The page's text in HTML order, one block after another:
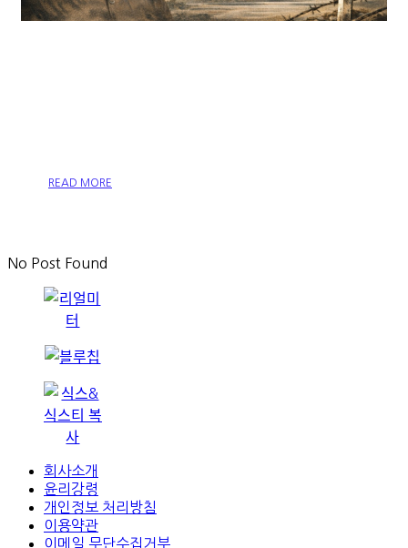
READ MORE
No Post Found
회사소개
윤리강령
개인정보 처리방침
이용약관
이메일 무단수집거부